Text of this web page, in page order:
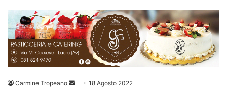
Carmine Tropeano
Invia 18 Agosto 2022